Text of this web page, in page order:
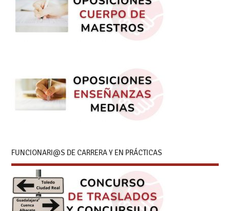
FUNCIONARI@S DE CARRERA Y EN PRÁCTICAS